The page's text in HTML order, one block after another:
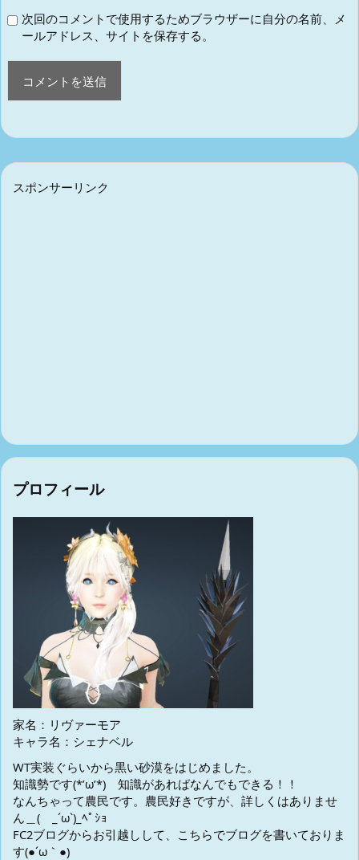
次回のコメントで使用するためブラウザーに自分の名前、メ
ールアドレス、サイトを保存する。
スポンサーリンク
プロフィール
家名：リヴァーモア
キャラ名：シェナベル
WT実装ぐらいから黒い砂漠をはじめました。
知識勢です(*’ω’*) 知識があればなんでもできる！！
なんちゃって農民です。農民好きですが、詳しくはありませ
ん＿( _´ω`)_ﾍﾟｼｮ
FC2ブログからお引越しして、こちらでブログを書いておりま
す(●´ω｀●)